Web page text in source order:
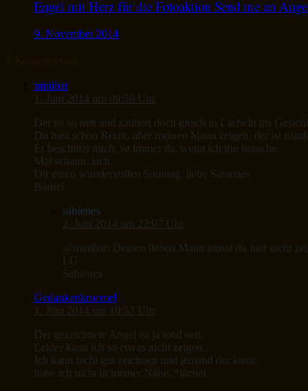
Engel mit Herz für die Fotoaktion Send me an
9. November 2014
minibar
1. Juni 2014 um 09:58 Uhr
Der ist so nett und zaubert doch gleich in Lächeln ins
Du hast schon Recht, aber meinen Mann zeigen, der ist
Er beschützt mich, ist immer da, wenn ich ihn brauche.
Mal schaun, lach.
Dir einen wundervollen Sonntag, liebe Sabienes
Bärbel
sabienes
2. Juni 2014 um 22:07 Uhr
@minibar: Deinen lieben Mann musst du hier nicht
LG
Sabienes
Gedankenkruemel
1. Juni 2014 um 10:53 Uhr
Der gezeichnete Angel ist ja total nett.
Leider kann ich so etwas nicht zeigen..
Ich kann nicht gut zeichnen und jemand der kann,
habe ich nicht in meiner Nähe..*lächel